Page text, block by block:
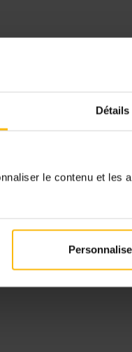
Détails
le contenu et les
gesteund